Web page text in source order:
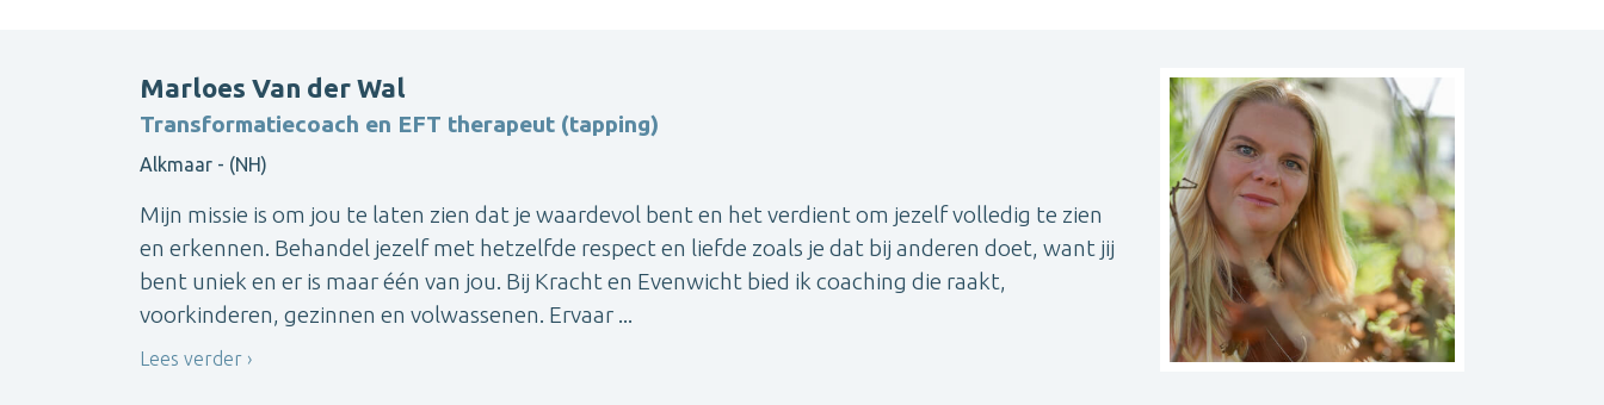
Marloes Van der Wal
Transformatiecoach en EFT therapeut (tapping)
Alkmaar - (NH)
Mijn missie is om jou te laten zien dat je waardevol bent en het verdient om jezelf volledig te zien
en erkennen. Behandel jezelf met hetzelfde respect en liefde zoals je dat bij anderen doet, want jij
bent uniek en er is maar één van jou. Bij Kracht en Evenwicht bied ik coaching die raakt,
voorkinderen, gezinnen en volwassenen. Ervaar ...
Lees verder